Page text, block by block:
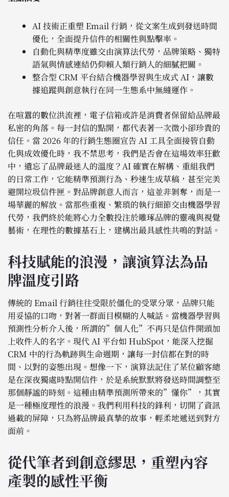
AI 技術正重塑 Email 行銷，從文案生成到發送時間
優化，全面提升信件的相關性與點擊率。
自動化與精準度雖交由演算法代勞，品牌策略、獨特
語氣與情感連結仍仰賴人類行銷人的細膩把關。
整合型 CRM 平台結合機器學習與生成式 AI，讓數
據追蹤與創意執行在同一生態系中無縫運作。
在喧囂的數位洪流裡，電子信箱或許是消費者保留給品牌最
私密的角落。每一封信的點開，都代表著一次微小卻珍貴的
信任。當 2026 年的行銷生態圈宣告 AI 工具全面接管自動
化與成效優化時，我不禁思考，我們是否會在這場效率狂歡
中，遺忘了品牌最迷人的溫度？AI 確實在解構、重組我們
的日常工作，它能精準預測行為、秒速生成草稿，甚至完美
避開垃圾信件匣。對品牌創意人而言，這並非剝奪，而是一
場華麗的解放。當那些重複、繁瑣的執行細節交由機器學習
代勞，我們終於能將心力全數投注於雕琢品牌的靈魂與視覺
藝術，在理性的數據基石上，建構出最具感性共鳴的對話。
科技賦能的浪漫，讓演算法為品
牌溫度引路
傳統的 Email 行銷往往受限於僵化的受眾分眾，品牌只能
用妥協的口吻，對著一群面目模糊的人喊話。當機器學習與
預測性分析介入後，所謂的”個人化”不再只是信件開頭加
上收件人的名字。現代 AI 平台如 HubSpot，能深入挖掘
CRM 中的行為軌跡與生命週期，讓每一封信都在對的時
間、以對的姿態出現。想像一下，演算法記住了某位顧客總
是在深夜獨處時點開信件，於是系統默默將發送時間調整至
那個靜謐的時刻。這種由精準預測所帶來的”懂你”，其實
是一種極度理性的浪漫。我們利用科技的鋒利，切開了資訊
過載的屏障，只為將品牌最真摯的故事，輕柔地遞送到對方
面前。
從代筆者到創意繆思，重塑內容
產製的感性平衡